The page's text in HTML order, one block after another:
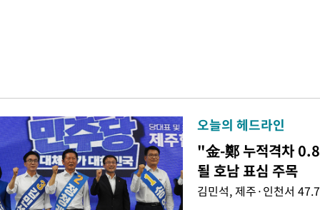
오늘의 헤드라인
"金-鄭 누적격차
될 호남 표심 주목
김민석, 제주·인천서